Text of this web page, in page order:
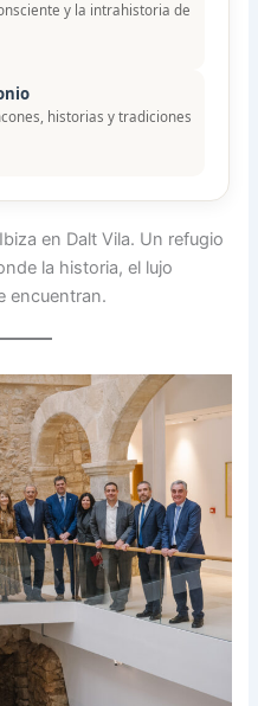
y la intrahistoria de
historias y tradiciones
en Dalt Vila. Un refugio
la historia, el lujo
encuentran.